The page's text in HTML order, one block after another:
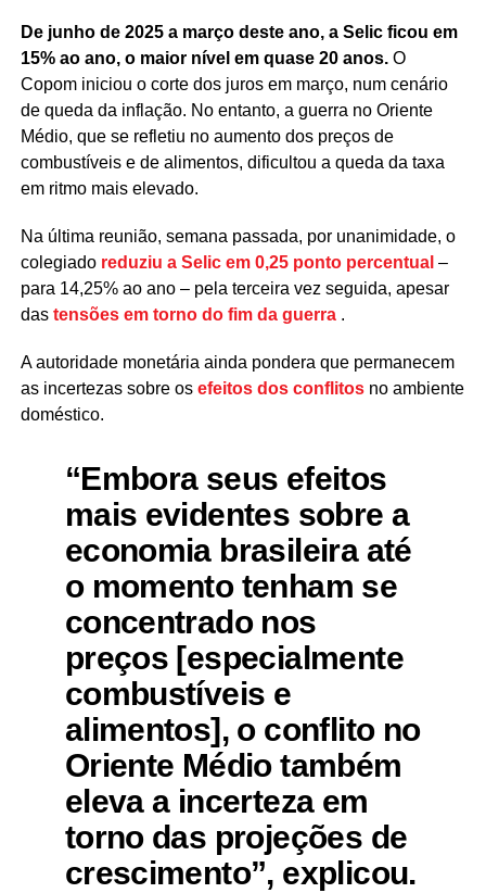
De junho de 2025 a março deste ano, a Selic ficou em
15% ao ano, o maior nível em quase 20 anos.O
Copom iniciou o corte dos juros em março, num cenário
de queda da inflação. No entanto, a guerra no Oriente
Médio, que se refletiu no aumento dos preços de
combustíveis e de alimentos, dificultou a queda da taxa
em ritmo mais elevado.
Na última reunião, semana passada, por unanimidade, o
colegiado reduziu a Selic em 0,25 ponto percentual –
para 14,25% ao ano – pela terceira vez seguida, apesar
das tensões em torno do fim da guerra.
A autoridade monetária ainda pondera que permanecem
as incertezas sobre os efeitos dos conflitosno ambiente
doméstico.
“Embora seus efeitos
mais evidentes sobre a
economia brasileira até
o momento tenham se
concentrado nos
preços [especialmente
combustíveis e
alimentos], o conflito no
Oriente Médio também
eleva a incerteza em
torno das projeções de
crescimento”, explicou.